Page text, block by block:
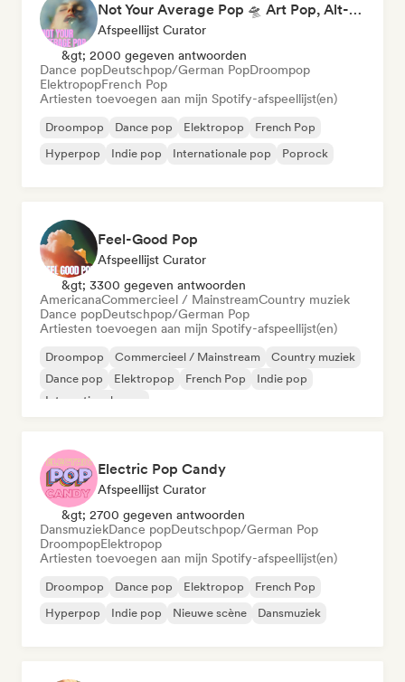
Not Your Average Pop 🛸 Art Pop, Alt-Pop & Indie Pop
Afspeellijst Curator
&gt; 2000 gegeven antwoorden
Dance popDeutschpop/German PopDroompop
ElektropopFrench Pop
Artiesten toevoegen aan mijn Spotify-afspeellijst(en)
Droompop Dance pop Elektropop
French Pop
Hyperpop
Indie pop Internationale pop Poprock
Feel-Good Pop
Afspeellijst Curator
&gt; 3300 gegeven antwoorden
AmericanaCommercieel / MainstreamCountry muziek
Dance popDeutschpop/German Pop
Artiesten toevoegen aan mijn Spotify-afspeellijst(en)
Droompop Commercieel / Mainstream
Country muziek
Dance pop
Elektropop French Pop
Indie pop
Internationale pop
Electric Pop Candy
Afspeellijst Curator
&gt; 2700 gegeven antwoorden
DansmuziekDance popDeutschpop/German Pop
DroompopElektropop
Artiesten toevoegen aan mijn Spotify-afspeellijst(en)
Droompop Dance pop Elektropop
French Pop
Hyperpop
Indie pop Nieuwe scène Dansmuziek